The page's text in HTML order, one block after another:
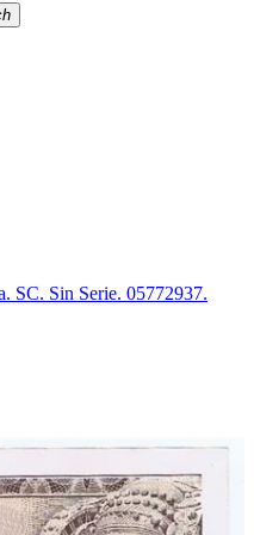
SC. Sin Serie. 05772937.